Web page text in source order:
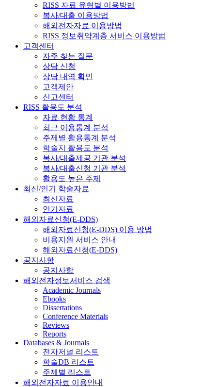
RISS 자료 유형별 이용방법
복사/대출 이용방법
해외전자자료 이용방법
RISS 정보취약계층 서비스 이용방법
고객센터
자주 찾는 질문
상담 신청
상담 내역 확인
고객제안
신고센터
RISS 활용도 분석
자료 현황 통계
최근 이용통계 분석
주제별 활용통계 분석
학술지 활용도 분석
복사/대출제공 기관 분석
복사/대출신청 기관 분석
활용도 높은 주제
최신/인기 학술자료
최신자료
인기자료
해외자료신청(E-DDS)
해외자료신청(E-DDS) 이용 방법
비용지원 서비스 안내
해외자료신청(E-DDS)
공지사항
공지사항
해외전자정보서비스 검색
Academic Journals
Ebooks
Dissertations
Conference Materials
Reviews
Reports
Databases & Journals
전자저널 리스트
학술DB 리스트
주제별 리스트
해외전자자료 이용안내